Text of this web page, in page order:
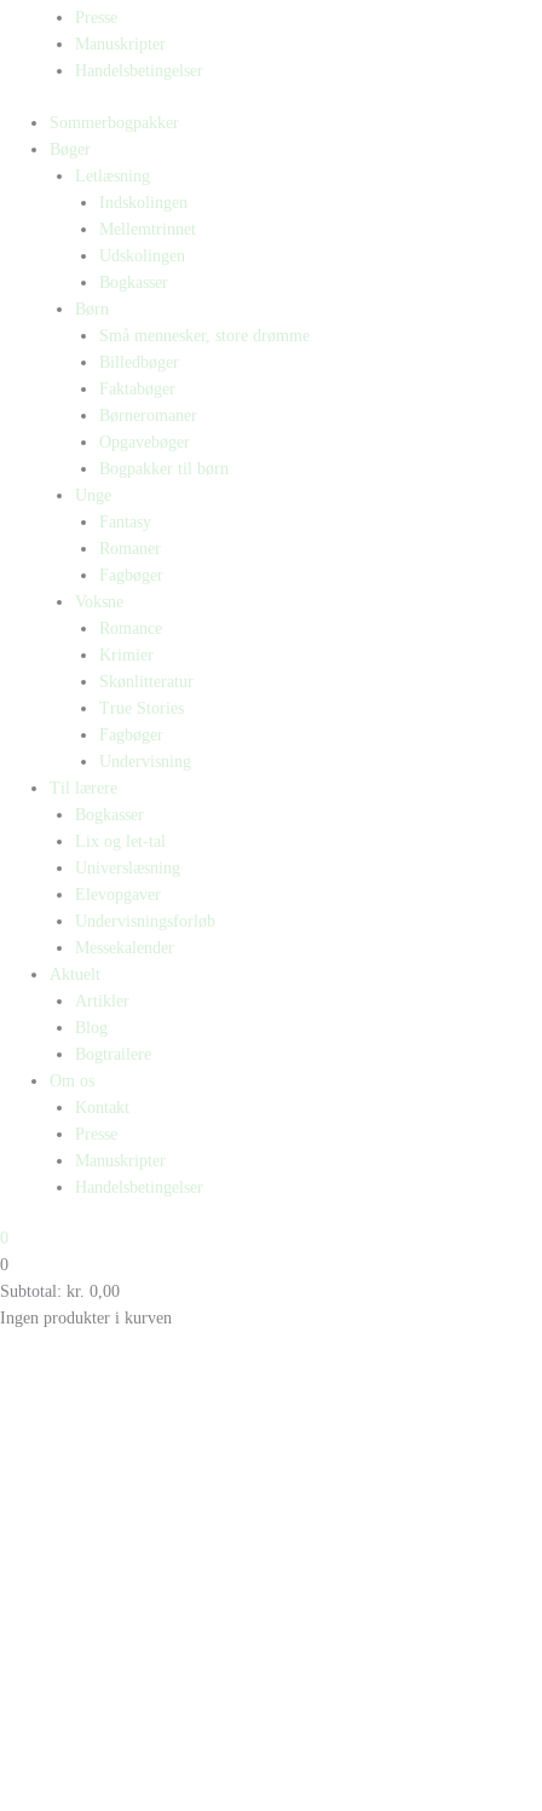
Presse
Manuskripter
Handelsbetingelser
Sommerbogpakker
Bøger
Letlæsning
Indskolingen
Mellemtrinnet
Udskolingen
Bogkasser
Børn
Små mennesker, store drømme
Billedbøger
Faktabøger
Børneromaner
Opgavebøger
Bogpakker til børn
Unge
Fantasy
Romaner
Fagbøger
Voksne
Romance
Krimier
Skønlitteratur
True Stories
Fagbøger
Undervisning
Til lærere
Bogkasser
Lix og let-tal
Universlæsning
Elevopgaver
Undervisningsforløb
Messekalender
Aktuelt
Artikler
Blog
Bogtrailere
Om os
Kontakt
Presse
Manuskripter
Handelsbetingelser
0
0
Subtotal: kr. 0,00
Ingen produkter i kurven